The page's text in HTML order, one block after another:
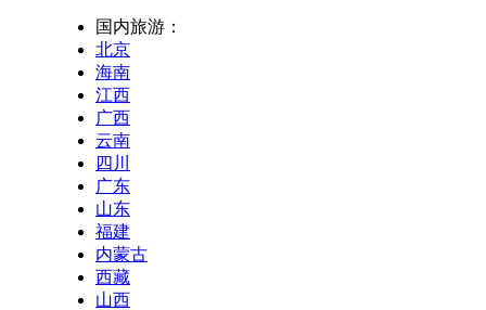
国内旅游：
北京
海南
江西
广西
云南
四川
广东
山东
福建
内蒙古
西藏
山西